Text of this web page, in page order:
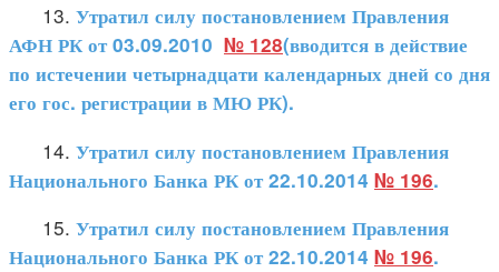
13. Утратил силу постановлением Правления
АФН РК от 03.09.2010 № 128(вводится в действие
по истечении четырнадцати календарных дней со дня
его гос. регистрации в МЮ РК).
14. Утратил силу постановлением Правления
Национального Банка РК от 22.10.2014 № 196.
15. Утратил силу постановлением Правления
Национального Банка РК от 22.10.2014 № 196.